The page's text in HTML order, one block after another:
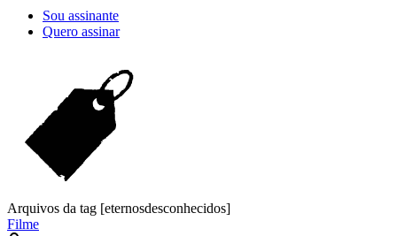
Sou assinante
Quero assinar
Arquivos da tag [eternosdesconhecidos]
Filme